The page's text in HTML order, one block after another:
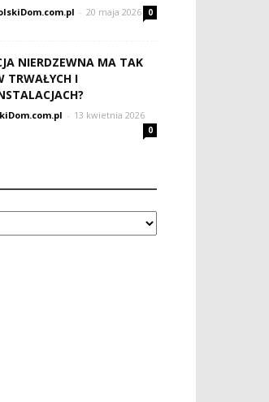
- 20 maja 2026 0
NIERDZEWNA MA TAK
TRWAŁYCH I
- 13 kwietnia 2026
0